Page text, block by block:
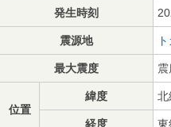
発生時刻
震源地
最大震度 震
位置
緯度 北
経度 東